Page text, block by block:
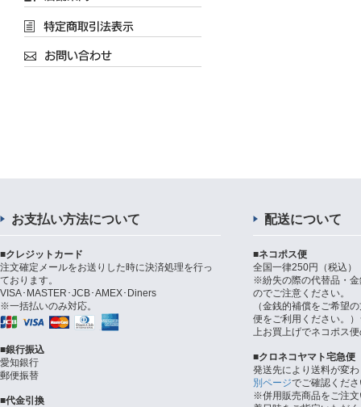
お支払い方法について
■クレジットカード
注文確定メールをお送りした時に決済処理を行っ
ております。
VISA･MASTER･JCB･AMEX･Diners
※一括払いのみ対応。
■銀行振込
愛知銀行
郵便振替
■代金引換
配送について
■ネコポス便
全国一律250円（税込）
※紛失の際の代替品・
のでご注意ください。
（金銭的補償をご希望
便をご利用ください。
上お買上げでネコポス
■クロネコヤマト宅急便
発送先により送料が変
別ページでご確認くだ
※併用販売商品をご注